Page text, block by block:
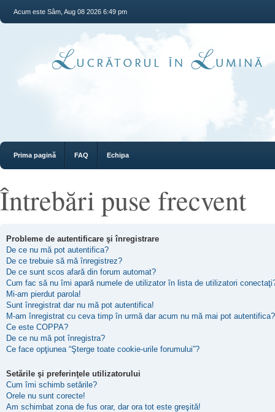
Acum este Sâm, Aug 08 2026 6:49 pm
Prima pagină FAQ Echipa
Întrebări puse frecvent
Probleme de autentificare şi înregistrare
De ce nu mă pot autentifica?
De ce trebuie să mă înregistrez?
De ce sunt scos afară din forum automat?
Cum fac să nu îmi apară numele de utilizator în lista de utilizatori
Mi-am pierdut parola!
Sunt înregistrat dar nu mă pot autentifica!
M-am înregistrat cu ceva timp în urmă dar acum nu mă mai pot
Ce este COPPA?
De ce nu mă pot înregistra?
Ce face opţiunea “Şterge toate cookie-urile forumului”?
Setările şi preferinţele utilizatorului
Cum îmi schimb setările?
Orele nu sunt corecte!
Am schimbat zona de fus orar, dar ora tot este greşită!